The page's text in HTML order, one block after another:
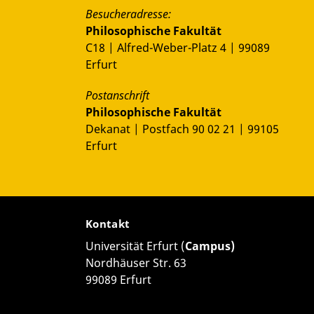
Besucheradresse:
Philosophische Fakultät
C18 | Alfred-Weber-Platz 4 | 99089
Erfurt
Postanschrift
Philosophische Fakultät
Dekanat | Postfach 90 02 21 | 99105
Erfurt
Kontakt
Universität Erfurt (Campus)
Nordhäuser Str. 63
99089 Erfurt